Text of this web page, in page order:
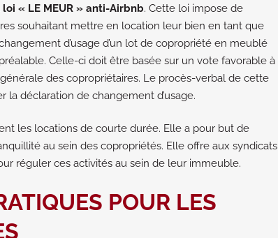
loi « LE MEUR » anti-Airbnb. Cette loi impose de
souhaitant mettre en location leur bien en tant que
d’usage d’un lot de copropriété en meublé
Celle-ci doit être basée sur un vote favorable à
des copropriétaires. Le procès-verbal de cette
déclaration de changement d’usage.
les locations de courte durée. Elle a pour but de
au sein des copropriétés. Elle offre aux syndicats
réguler ces activités au sein de leur immeuble.
POUR LES